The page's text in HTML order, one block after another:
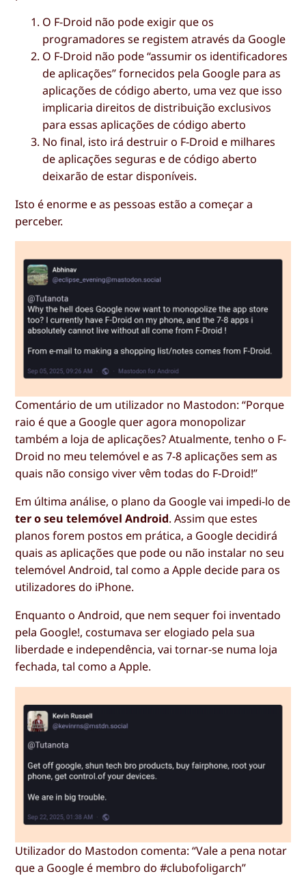
O F-Droid não pode exigir que os
programadores se registem através da Google
O F-Droid não pode “assumir os identificadores
de aplicações” fornecidos pela Google para as
aplicações de código aberto, uma vez que isso
implicaria direitos de distribuição exclusivos
para essas aplicações de código aberto
No final, isto irá destruir o F-Droid e milhares
de aplicações seguras e de código aberto
deixarão de estar disponíveis.
Isto é enorme e as pessoas estão a começar a
perceber.
Comentário de um utilizador no Mastodon: “Porque
raio é que a Google quer agora monopolizar
também a loja de aplicações? Atualmente, tenho o F-
Droid no meu telemóvel e as 7-8 aplicações sem as
quais não consigo viver vêm todas do F-Droid!”
Em última análise, o plano da Google vai impedi-lo de
ter o seu telemóvel Android. Assim que estes
planos forem postos em prática, a Google decidirá
quais as aplicações que pode ou não instalar no seu
telemóvel Android, tal como a Apple decide para os
utilizadores do iPhone.
Enquanto o Android, que nem sequer foi inventado
pela Google!, costumava ser elogiado pela sua
liberdade e independência, vai tornar-se numa loja
fechada, tal como a Apple.
Utilizador do Mastodon comenta: “Vale a pena notar
que a Google é membro do #clubofoligarch”